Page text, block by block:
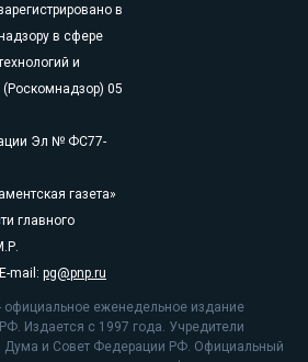
в
в сфере
и
05
Эл № ФС77-
газета»
главного
mail: pg@pnp.ru
официальное еженедельное издание
Издается с 1997 года. Учредители
Дума и Совет Федерации РФ. Официальный